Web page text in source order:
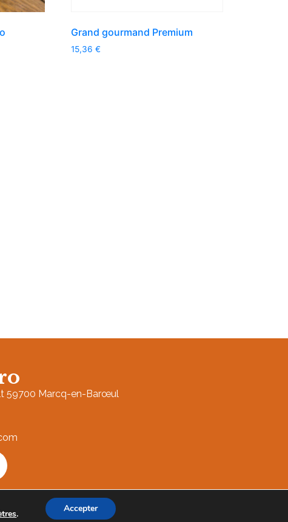
Grand gourmand Premium
15,36€
59700 Marcq-en-Barœul
. Accepter